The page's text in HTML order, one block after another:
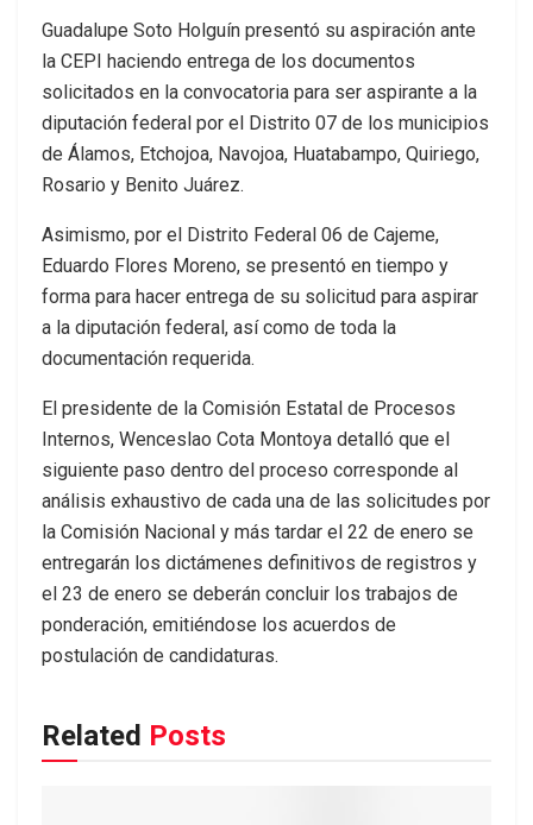
Guadalupe Soto Holguín presentó su aspiración ante
la CEPI haciendo entrega de los documentos
solicitados en la convocatoria para ser aspirante a la
diputación federal por el Distrito 07 de los municipios
de Álamos, Etchojoa, Navojoa, Huatabampo, Quiriego,
Rosario y Benito Juárez.
Asimismo, por el Distrito Federal 06 de Cajeme,
Eduardo Flores Moreno, se presentó en tiempo y
forma para hacer entrega de su solicitud para aspirar
a la diputación federal, así como de toda la
documentación requerida.
El presidente de la Comisión Estatal de Procesos
Internos, Wenceslao Cota Montoya detalló que el
siguiente paso dentro del proceso corresponde al
análisis exhaustivo de cada una de las solicitudes por
la Comisión Nacional y más tardar el 22 de enero se
entregarán los dictámenes definitivos de registros y
el 23 de enero se deberán concluir los trabajos de
ponderación, emitiéndose los acuerdos de
postulación de candidaturas.
Related Posts